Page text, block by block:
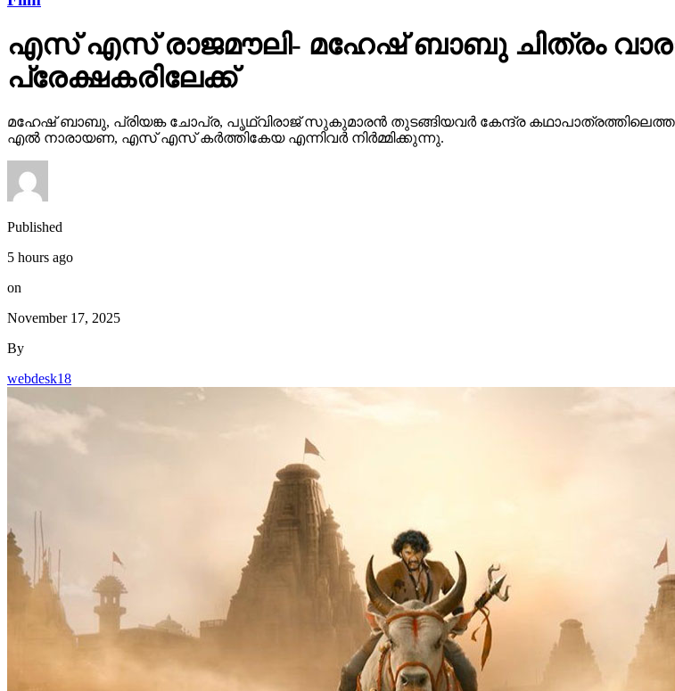
എസ് എസ് രാജമൗലി- മഹേഷ് ബാബു ചിത്രം
പ്രേക്ഷകരിലേക്ക്
മഹേഷ് ബാബു, പ്രിയങ്ക ചോപ്ര, പൃഥ്വിരാജ് സുകുമാരൻ തുടങ്ങിയവർ കേന്ദ്ര
എൽ നാരായണ, എസ് എസ് കർത്തികേയ എന്നിവർ നിർമ്മിക്കുന്നു.
Published
5 hours ago
on
November 17, 2025
By
webdesk18